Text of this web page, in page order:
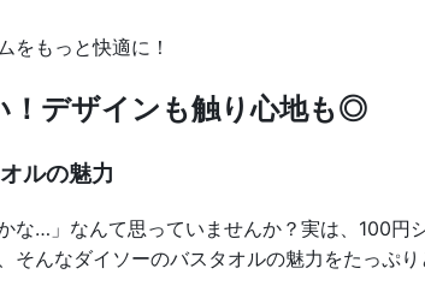
をもっと快適に！
！デザインも触り心地も◎
ルの魅力
な…」なんて思っていませんか？実は、100
んなダイソーのバスタオルの魅力をたっぷり